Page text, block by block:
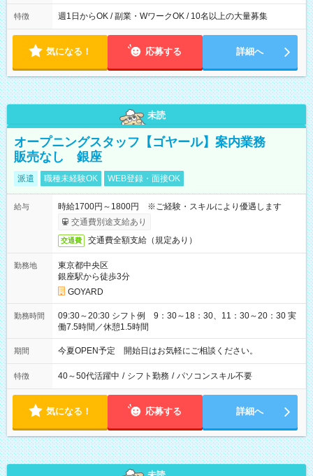
特徴 週1日からOK / 副業・WワークOK / 10名以上の大量募集
気になる！ 応募する 詳細へ
未読
オープニングスタッフ【ゴヤール】案内業務
販売なし 銀座
派遣 職種未経験OK WEB登録・面接OK
給与
時給1700円～1800円 ※ご経験・スキルにより優遇します
交通費別途支給あり
交通費 交通費全額支給（規定あり）
勤務地
東京都中央区
銀座駅から徒歩3分
GOYARD
勤務時間
09:30～20:30 シフト例 9：30～18：30、11：30～20：30 実
働7.5時間／休憩1.5時間
期間 今夏OPEN予定 開始日はお気軽にご相談ください。
特徴 40～50代活躍中 / シフト勤務 / パソコンスキル不要
気になる！ 応募する 詳細へ